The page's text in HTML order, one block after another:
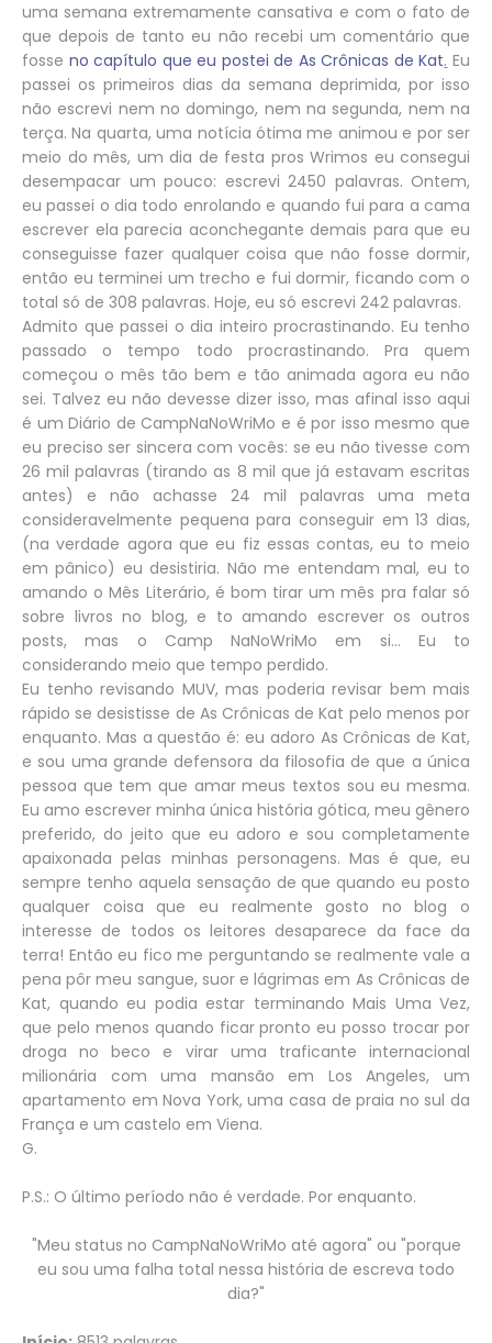
uma semana extremamente cansativa e com o fato de
que depois de tanto eu não recebi um comentário que
fosse no capítulo que eu postei de As Crônicas de Kat. Eu
passei os primeiros dias da semana deprimida, por isso
não escrevi nem no domingo, nem na segunda, nem na
terça. Na quarta, uma notícia ótima me animou e por ser
meio do mês, um dia de festa pros Wrimos eu consegui
desempacar um pouco: escrevi 2450 palavras. Ontem,
eu passei o dia todo enrolando e quando fui para a cama
escrever ela parecia aconchegante demais para que eu
conseguisse fazer qualquer coisa que não fosse dormir,
então eu terminei um trecho e fui dormir, ficando com o
total só de 308 palavras. Hoje, eu só escrevi 242 palavras.
Admito que passei o dia inteiro procrastinando. Eu tenho
passado o tempo todo procrastinando. Pra quem
começou o mês tão bem e tão animada agora eu não
sei. Talvez eu não devesse dizer isso, mas afinal isso aqui
é um Diário de CampNaNoWriMo e é por isso mesmo que
eu preciso ser sincera com vocês: se eu não tivesse com
26 mil palavras (tirando as 8 mil que já estavam escritas
antes) e não achasse 24 mil palavras uma meta
consideravelmente pequena para conseguir em 13 dias,
(na verdade agora que eu fiz essas contas, eu to meio
em pânico) eu desistiria. Não me entendam mal, eu to
amando o Mês Literário, é bom tirar um mês pra falar só
sobre livros no blog, e to amando escrever os outros
posts, mas o Camp NaNoWriMo em si... Eu to
considerando meio que tempo perdido.
Eu tenho revisando MUV, mas poderia revisar bem mais
rápido se desistisse de As Crônicas de Kat pelo menos por
enquanto. Mas a questão é: eu adoro As Crônicas de Kat,
e sou uma grande defensora da filosofia de que a única
pessoa que tem que amar meus textos sou eu mesma.
Eu amo escrever minha única história gótica, meu gênero
preferido, do jeito que eu adoro e sou completamente
apaixonada pelas minhas personagens. Mas é que, eu
sempre tenho aquela sensação de que quando eu posto
qualquer coisa que eu realmente gosto no blog o
interesse de todos os leitores desaparece da face da
terra! Então eu fico me perguntando se realmente vale a
pena pôr meu sangue, suor e lágrimas em As Crônicas de
Kat, quando eu podia estar terminando Mais Uma Vez,
que pelo menos quando ficar pronto eu posso trocar por
droga no beco e virar uma traficante internacional
milionária com uma mansão em Los Angeles, um
apartamento em Nova York, uma casa de praia no sul da
França e um castelo em Viena.
G.
P.S.: O último período não é verdade. Por enquanto.
"Meu status no CampNaNoWriMo até agora" ou "porque
eu sou uma falha total nessa história de escreva todo
dia?"